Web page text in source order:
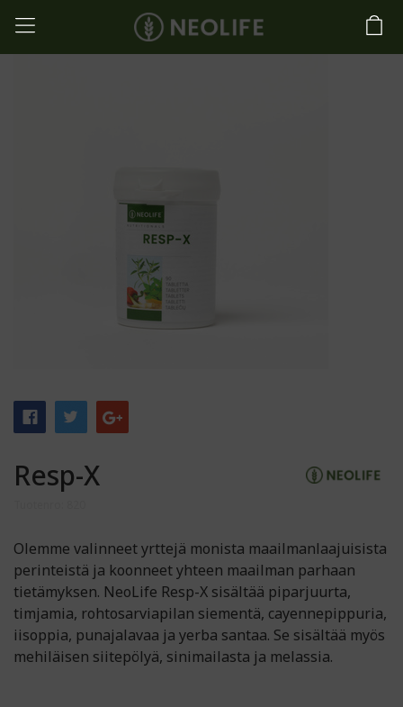
Resp-X
Olemme valinneet yrttejä monista maailmanlaajuisista
perinteistä ja koonneet yhteen maailman parhaan
tietämyksen. NeoLife Resp-X sisältää piparjuurta,
timjamia, rohtosarviapilan siementä, cayennepippuria,
iisoppia, punajalavaa ja yerba santaa. Se sisältää myös
mehiläisen siitepölyä, sinimailasta ja melassia.